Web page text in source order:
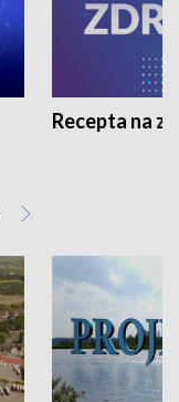
Recepta na